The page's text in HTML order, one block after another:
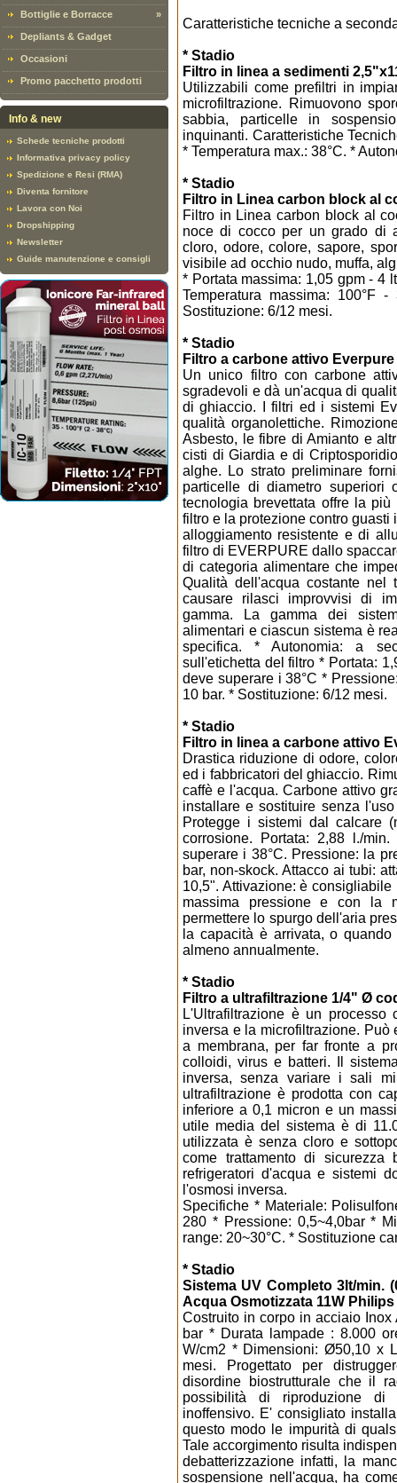
Bottiglie e Borracce »
Depliants & Gadget
Occasioni
Promo pacchetto prodotti
Info & new
Schede tecniche prodotti
Informativa privacy policy
Spedizione e Resi (RMA)
Diventa fornitore
Lavora con Noi
Dropshipping
Newsletter
Guide manutenzione e consigli
Caratteristiche tecniche a
* Stadio
Filtro in linea a sedimenti
Utilizzabili come prefiltri in
microfiltrazione. Rimuovono
sabbia, particelle in
inquinanti. Caratteristiche
* Temperatura max.: 38°C. *
* Stadio
Filtro in Linea carbon block al
Filtro in Linea carbon block al
noce di cocco per un grado di
cloro, odore, colore, sapore,
visibile ad occhio nudo, muffa,
* Portata massima: 1,05 gpm - 4
Temperatura massima: 100°F
Sostituzione: 6/12 mesi.
* Stadio
Filtro a carbone attivo
Un unico filtro con carbone
sgradevoli e dà un'acqua di
di ghiaccio. I filtri ed i sistemi
qualità organolettiche.
Asbesto, le fibre di Amianto e
cisti di Giardia e di
alghe. Lo strato preliminare
particelle di diametro superiori
tecnologia brevettata offre la
filtro e la protezione contro
alloggiamento resistente e di
filtro di EVERPURE dallo
di categoria alimentare che
Qualità dell'acqua costante nel
causare rilasci improvvisi di
gamma. La gamma dei
alimentari e ciascun sistema è
specifica. * Autonomia: a
sull'etichetta del filtro * Portata:
deve superare i 38°C *
10 bar. * Sostituzione: 6/12 mesi.
* Stadio
Filtro in linea a carbone attivo
Drastica riduzione di odore,
ed i fabbricatori del ghiaccio.
caffè e l'acqua. Carbone attivo
installare e sostituire senza
Protegge i sistemi dal calcare
corrosione. Portata: 2,88 l./
superare i 38°C. Pressione: la
bar, non-skock. Attacco ai tubi:
10,5". Attivazione: è
massima pressione e con la
permettere lo spurgo dell'aria
la capacità è arrivata, o
almeno annualmente.
* Stadio
Filtro a ultrafiltrazione 1/4" Ø
L'Ultrafiltrazione è un
inversa e la microfiltrazione.
a membrana, per far fronte a
colloidi, virus e batteri. Il
inversa, senza variare i sali
ultrafiltrazione è prodotta con
inferiore a 0,1 micron e un
utile media del sistema è di
utilizzata è senza cloro e
come trattamento di
refrigeratori d'acqua e sistemi
l'osmosi inversa.
Specifiche * Materiale:
280 * Pressione: 0,5~4,0bar *
range: 20~30°C. * Sostituzione
* Stadio
Sistema UV Completo 3lt/min.
Acqua Osmotizzata 11W Philips
Costruito in corpo in acciaio
bar * Durata lampade : 8.000
W/cm2 * Dimensioni: Ø50,10 x
mesi. Progettato per
disordine biostrutturale che il
possibilità di riproduzione di
inoffensivo. E' consigliato
questo modo le impurità di
Tale accorgimento risulta
debatterizzazione infatti, la
sospensione nell'acqua, ha